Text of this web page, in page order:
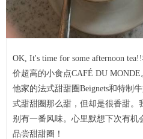
OK, It's time for some afternoon
价超高的小食点CAFÉ DU
他家的法式甜甜圈Beignets和特制
式甜甜圈那么甜，但却是很香甜。
别有一番风味。心里默想下次有机
品尝甜甜圈！